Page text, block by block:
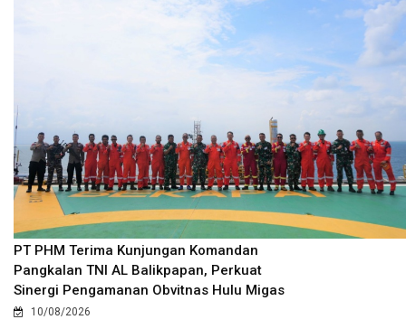
PT PHM Terima Kunjungan Komandan
Pangkalan TNI AL Balikpapan, Perkuat
Sinergi Pengamanan Obvitnas Hulu Migas
10/08/2026